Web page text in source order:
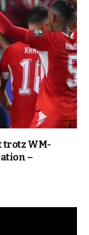
trotz WM-
–